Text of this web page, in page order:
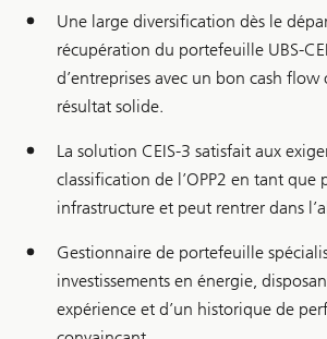
Une large diversification dès le
récupération du portefeuille UBS-
d’entreprises avec un bon cash
résultat solide.
La solution CEIS-3 satisfait aux
classification de l’OPP2 en tant que
infrastructure et peut rentrer dans
Gestionnaire de portefeuille
investissements en énergie,
expérience et d’un historique de